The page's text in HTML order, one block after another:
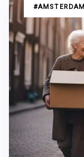
TAGS#AMSTERDAM